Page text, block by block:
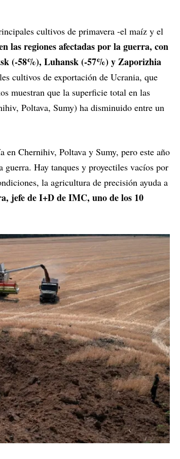
cultivos de primavera -el maíz y el
las regiones afectadas por la guerra, con
(-58%), Luhansk (-57%) y Zaporizhia
cultivos de exportación de Ucrania, que
muestran que la superficie total en las
Poltava, Sumy) ha disminuido entre un
en Chernihiv, Poltava y Sumy, pero este año
guerra. Hay tanques y proyectiles vacíos por
la agricultura de precisión ayuda a
jefe de I+D de IMC, uno de los 10